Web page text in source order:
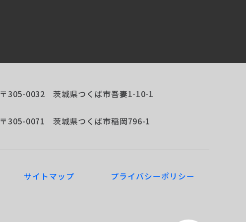
〒305-0032茨城県つくば市吾妻1-10-1
〒305-0071茨城県つくば市稲岡796-1
サイトマップ プライバシーポリシー